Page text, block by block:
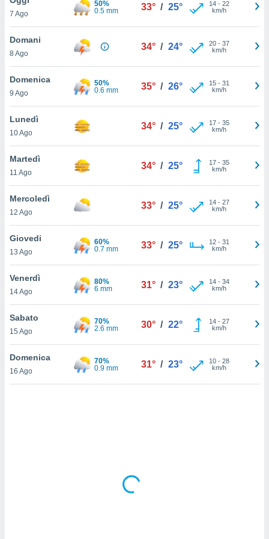
è
al sito
di
ci
di
il
un
la
nella
cookie
in
7 Ago
50%
0.5 mm
33° / 25° 14- 22
km/h
Domani
8 Ago
34° / 24° 20- 37
km/h
Domenica
9 Ago
50%
0.6 mm
35° / 26° 15- 31
km/h
Lunedì
10 Ago
34° / 25° 17- 35
km/h
Martedì
11 Ago
34° / 25° 17- 35
km/h
Mercoledì
12 Ago
33° / 25° 14- 27
km/h
Giovedi
13 Ago
60%
0.7 mm
33° / 25° 12- 31
km/h
Venerdì
14 Ago
80%
6 mm
31° / 23° 14- 34
km/h
Sabato
15 Ago
70%
2.6 mm
30° / 22° 14- 27
km/h
Domenica
16 Ago
70%
0.9 mm
31° / 23° 10- 28
km/h